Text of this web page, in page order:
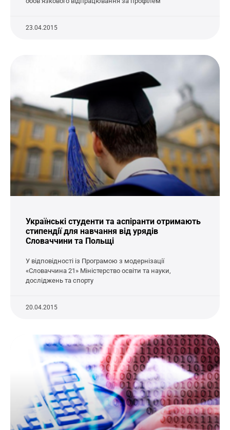
23.04.2015
Українські студенти та аспіранти отримають
стипендії для навчання від урядів
Словаччини та Польщі
У відповідності із Програмою з модернізації
«Словаччина 21» Міністерство освіти та науки,
досліджень та спорту
20.04.2015